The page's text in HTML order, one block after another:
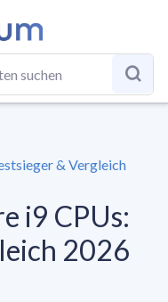
& Vergleich
i9 CPUs:
2026